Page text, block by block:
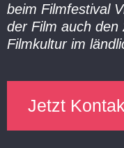
beim Filmfestival
der Film auch den
Filmkultur im
Jetzt